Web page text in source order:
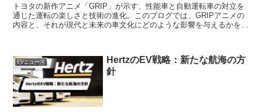
トヨタの新作アニメ「GRIP」が示す、性能車と自動運転車の対立を
通じた運転の楽しさと技術の進化。このブログでは、GRIPアニメの
内容と、それが現代と未来の車文化にどのような影響を与えるかを深
EVニュース
HertzのEV戦略：新たな航海の方
針